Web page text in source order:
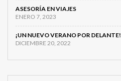
ASESORÍA EN VIAJES
ENERO 7, 2023
¡UN NUEVO VERANO POR DELANTE!
DICIEMBRE 20, 2022